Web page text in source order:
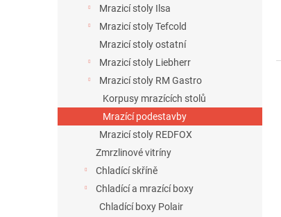
Mrazicí stoly Ilsa
Mrazicí stoly Tefcold
Mrazicí stoly ostatní
Mrazicí stoly Liebherr
Mrazicí stoly RM Gastro
Korpusy mrazících stolů
Mrazící podestavby
Mrazicí stoly REDFOX
Zmrzlinové vitríny
Chladící skříně
Chladící a mrazící boxy
Chladící boxy Polair